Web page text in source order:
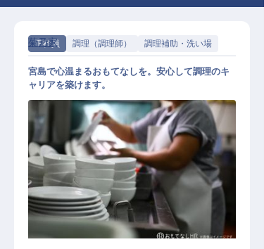
正社員 調理（調理師） 調理補助・洗い場
調理補助
菊乃家
宮島で心温まるおもてなしを。安心して調理のキ
ャリアを築けます。